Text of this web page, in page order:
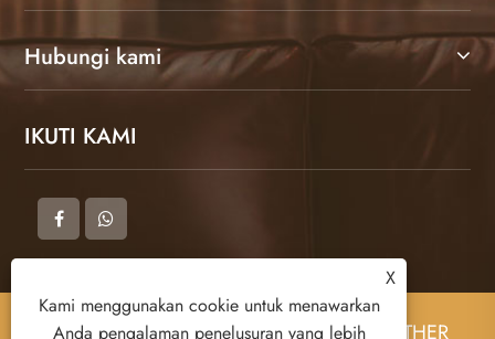
Hubungi kami
IKUTI KAMI
Hak Cipta © 2025 DONGGUAN ZHIGAO LEATHER
X
Kami menggunakan cookie untuk menawarkan
Anda pengalaman penelusuran yang lebih